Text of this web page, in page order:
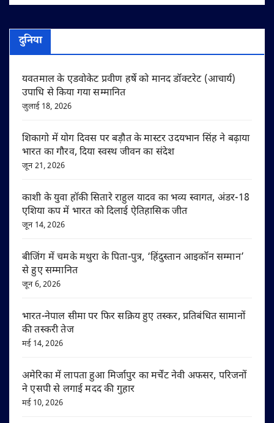
दुनिया
यवतमाल के एडवोकेट प्रवीण हर्षे को मानद डॉक्टरेट (आचार्य)
उपाधि से किया गया सम्मानित
जुलाई 18, 2026
शिकागो में योग दिवस पर बड़ौत के मास्टर उदयभान सिंह ने बढ़ाया
भारत का गौरव, दिया स्वस्थ जीवन का संदेश
जून 21, 2026
काशी के युवा हॉकी सितारे राहुल यादव का भव्य स्वागत, अंडर-18
एशिया कप में भारत को दिलाई ऐतिहासिक जीत
जून 14, 2026
बीजिंग में चमके मथुरा के पिता-पुत्र, ‘हिंदुस्तान आइकॉन सम्मान’
से हुए सम्मानित
जून 6, 2026
भारत-नेपाल सीमा पर फिर सक्रिय हुए तस्कर, प्रतिबंधित सामानों
की तस्करी तेज
मई 14, 2026
अमेरिका में लापता हुआ मिर्जापुर का मर्चेंट नेवी अफसर, परिजनों
ने एसपी से लगाई मदद की गुहार
मई 10, 2026